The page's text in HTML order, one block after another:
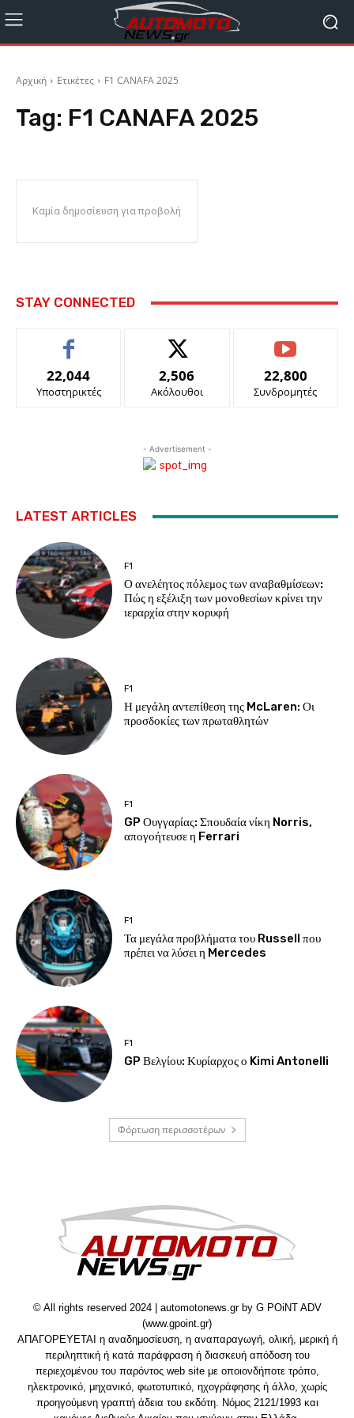
Αρχική Ετικέτες F1 CANAFA 2025
Tag: F1 CANAFA 2025
Καμία δημοσίευση για προβολή
STAY CONNECTED
22,044
Υποστηρικτές
2,506
Ακόλουθοι
22,800
Συνδρομητές
- Advertisement -
LATEST ARTICLES
F1
Ο ανελέητος πόλεμος των αναβαθμίσεων:
Πώς η εξέλιξη των μονοθεσίων κρίνει την
ιεραρχία στην κορυφή
F1
Η μεγάλη αντεπίθεση της McLaren: Οι
προσδοκίες των πρωταθλητών
F1
GP Ουγγαρίας: Σπουδαία νίκη Norris,
απογοήτευσε η Ferrari
F1
Τα μεγάλα προβλήματα του Russell που
πρέπει να λύσει η Mercedes
F1
GP Βελγίου: Κυρίαρχος ο Kimi Antonelli
Φόρτωση περισσοτέρων
© All rights reserved 2024 | automotonews.gr by G POiNT ADV
(www.gpoint.gr)
ΑΠΑΓΟΡΕΥΕΤΑΙ η αναδημοσίευση, η αναπαραγωγή, ολική, μερική ή
περιληπτική ή κατά παράφραση ή διασκευή απόδοση του
περιεχομένου του παρόντος web site με οποιονδήποτε τρόπο,
ηλεκτρονικό, μηχανικό, φωτοτυπικό, ηχογράφησης ή άλλο, χωρίς
προηγούμενη γραπτή άδεια του εκδότη. Νόμος 2121/1993 και